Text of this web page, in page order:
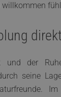
willkommen
und der
seine
Im